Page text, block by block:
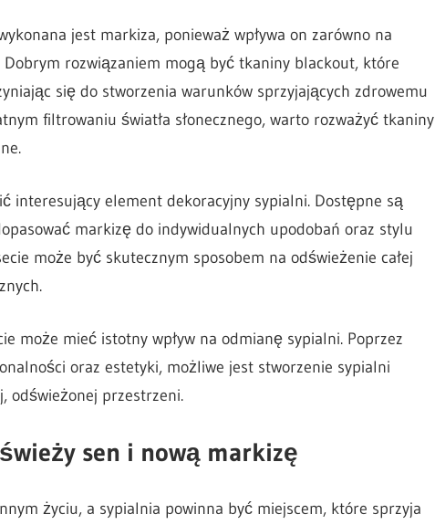
jest markiza, ponieważ wpływa on zarówno na
rozwiązaniem mogą być tkaniny blackout, które
się do stworzenia warunków sprzyjających zdrowemu
filtrowaniu światła słonecznego, warto rozważyć tkaniny
interesujący element dekoracyjny sypialni. Dostępne są
markizę do indywidualnych upodobań oraz stylu
może być skutecznym sposobem na odświeżenie całej
może mieć istotny wpływ na odmianę sypialni. Poprzez
oraz estetyki, możliwe jest stworzenie sypialni
odświeżonej przestrzeni.
sen i nową markizę
życiu, a sypialnia powinna być miejscem, które sprzyja